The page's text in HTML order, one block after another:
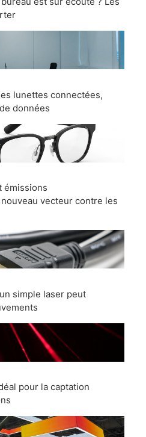
lunettes connectées,
données
émissions
vecteur contre les
simple laser peut
pour la captation